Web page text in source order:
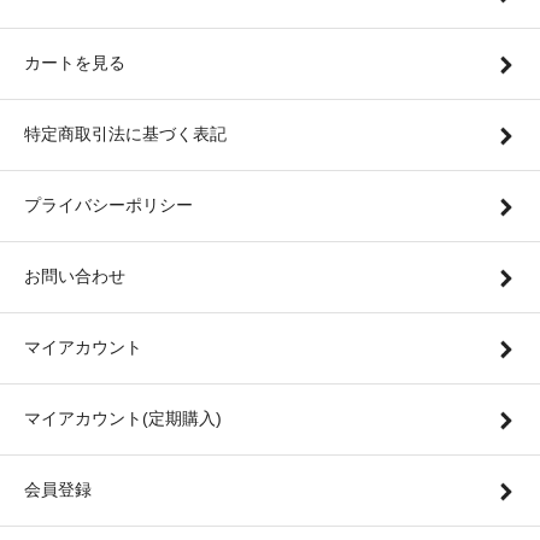
カートを見る
特定商取引法に基づく表記
プライバシーポリシー
お問い合わせ
マイアカウント
マイアカウント(定期購入)
会員登録